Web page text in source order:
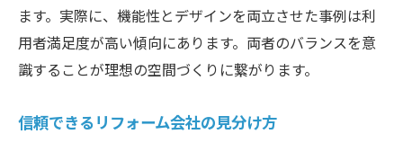
リフォームによる家事効率の変化
地域密着業者のきめ細やかな対応
快適で使いやすい空間への進化
ます。実際に、機能性とデザインを両立させた事例は利
用者満足度が高い傾向にあります。両者のバランスを意
識することが理想の空間づくりに繋がります。
信頼できるリフォーム会社の見分け方